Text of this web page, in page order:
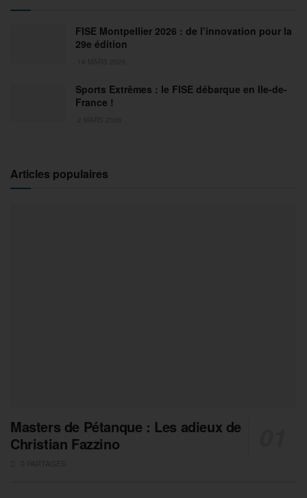
FISE Montpellier 2026 : de l’innovation pour la
29e édition
Sports Extrêmes : le FISE débarque en Ile-de-
France !
Articles populaires
Masters de Pétanque : Les adieux de
Christian Fazzino